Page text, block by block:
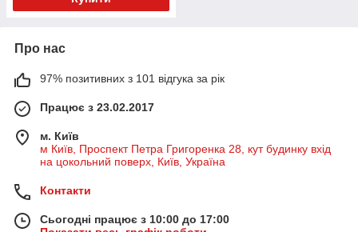
Про нас
97% позитивних з 101 відгука за рік
Працює з 23.02.2017
м. Київ
м Київ, Проспект Петра Григоренка 28, кут будинку вхід
на цокольний поверх, Київ, Україна
Контакти
Сьогодні працює з 10:00 до 17:00